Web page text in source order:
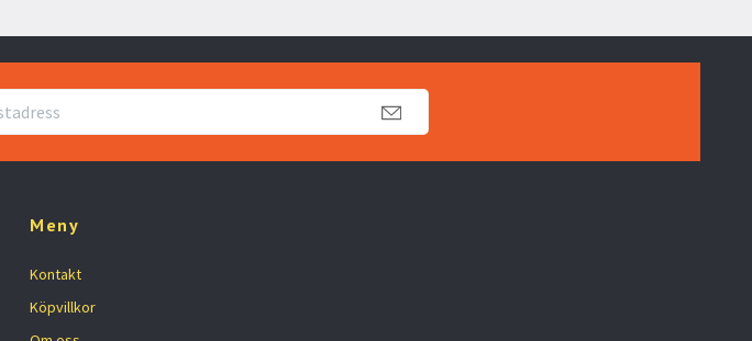
Meny
Kontakt
Köpvillkor